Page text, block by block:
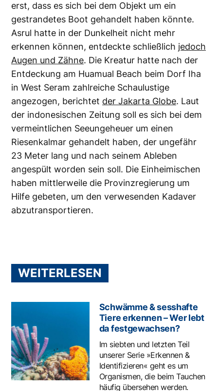
erst, dass es sich bei dem Objekt um ein
gestrandetes Boot gehandelt haben könnte.
Asrul hatte in der Dunkelheit nicht mehr
erkennen können, entdeckte schließlich jedoch
Augen und Zähne. Die Kreatur hatte nach der
Entdeckung am Huamual Beach beim Dorf Iha
in West Seram zahlreiche Schaulustige
angezogen, berichtet der Jakarta Globe. Laut
der indonesischen Zeitung soll es sich bei dem
vermeintlichen Seeungeheuer um einen
Riesenkalmar gehandelt haben, der ungefähr
23 Meter lang und nach seinem Ableben
angespült worden sein soll. Die Einheimischen
haben mittlerweile die Provinzregierung um
Hilfe gebeten, um den verwesenden Kadaver
abzutransportieren.
WEITERLESEN
Schwämme & sesshafte
Tiere erkennen – Wer lebt
da festgewachsen?
Im siebten und letzten Teil
unserer Serie »Erkennen &
Identifizieren« geht es um
Organismen, die beim Tauchen
häufig übersehen werden.